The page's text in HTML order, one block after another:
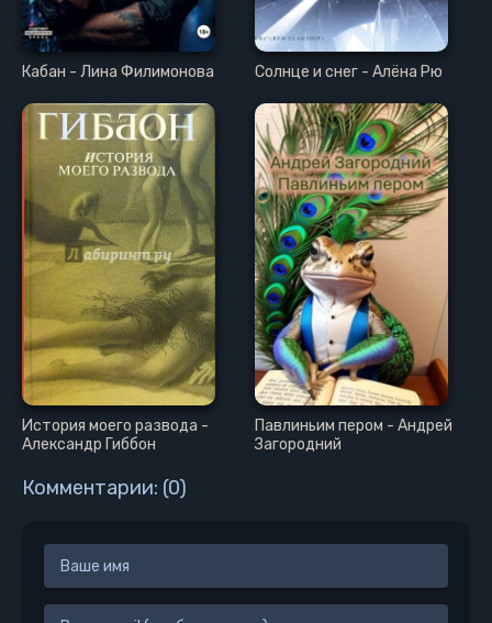
Глава 27
Глава 28
Глава 29
Глава 30
Глава 31
Кабан - Лина Филимонова Солнце и снег - Алёна Рю
История моего развода -
Александр Гиббон
Павлиньим пером - Андрей
Загородний
Комментарии: (0)